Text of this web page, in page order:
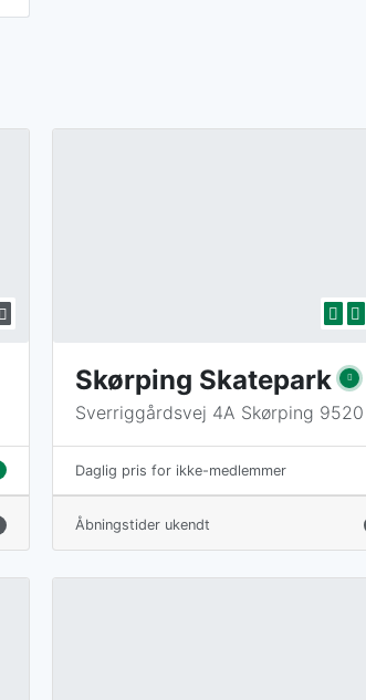
Skørping Skatepark
Sverriggårdsvej 4A Skørping 9520
Daglig pris for ikke-medlemmer
Åbningstider ukendt